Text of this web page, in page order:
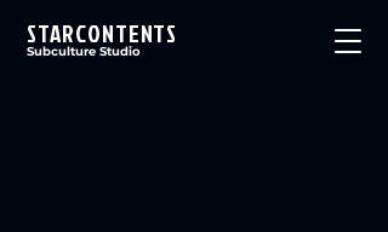
STARCONTENTS
Subculture Studio